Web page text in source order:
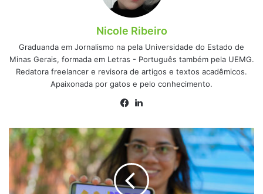
Nicole Ribeiro
Graduanda em Jornalismo na pela Universidade do Estado de
Minas Gerais, formada em Letras - Português também pela UEMG.
Redatora freelancer e revisora de artigos e textos acadêmicos.
Apaixonada por gatos e pelo conhecimento.
Facebook
Quando
o
Pé-
de-
Meia